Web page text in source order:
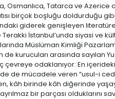
Osmanlıca, Tatarca ve
birçok boşluğu doldurduğu
giderek genişleyen
Terakki İstanbul’unda siyasi
Müslüman Kimliği
kurucuları arasında sayılan
çevreye odaklanıyor: En
de mücadele veren “usul-i
kâh birinde kâh diğerinde
bir parçası olduklarını